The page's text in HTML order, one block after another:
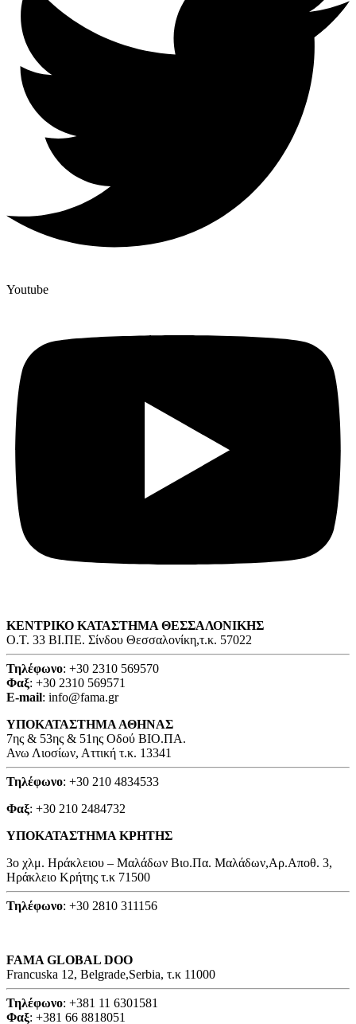
Youtube
ΚΕΝΤΡΙΚΟ ΚΑΤΑΣΤΗΜΑ ΘΕΣΣΑΛΟΝΙΚΗΣ
O.T. 33 ΒΙ.ΠΕ. Σίνδου Θεσσαλονίκη,τ.κ. 57022
Τηλέφωνο: +30 2310 569570
Φαξ: +30 2310 569571
E-mail: info@fama.gr
ΥΠΟΚΑΤΑΣΤΗΜΑ ΑΘΗΝΑΣ
7ης & 53ης & 51ης Οδού ΒΙΟ.ΠΑ.
Ανω Λιοσίων, Αττική τ.κ. 13341
Τηλέφωνο: +30 210 4834533
Φαξ: +30 210 2484732
ΥΠΟΚΑΤΑΣΤΗΜΑ ΚΡΗΤΗΣ
3o χλμ. Ηράκλειου – Μαλάδων Βιο.Πα. Μαλάδων,Αρ.Αποθ. 3,
Ηράκλειο Κρήτης τ.κ 71500
Τηλέφωνο: +30 2810 311156
FAMA GLOBAL DOO
Francuska 12, Belgrade,Serbia, τ.κ 11000
Τηλέφωνο: +381 11 6301581
Φαξ: +381 66 8818051